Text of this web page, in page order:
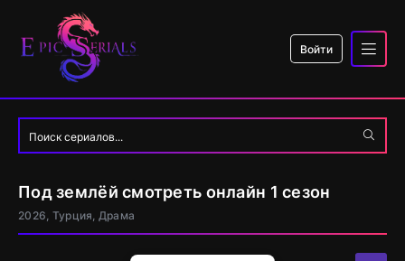
Войти
Под землёй смотреть онлайн 1 сезон
2026, Турция, Драма